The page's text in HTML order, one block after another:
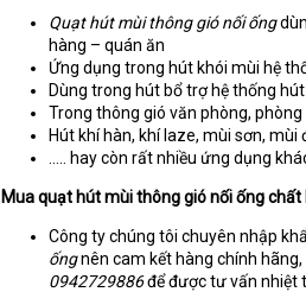
Quạt hút mùi thông gió nối ống
hàng – quán ăn
Ứng dụng trong hút khói mùi hệ
Dùng trong hút bổ trợ hệ thống
Trong thông gió văn phòng,
Hút khí hàn, khí laze, mùi sơn, mùi
….. hay còn rất nhiều ứng dụng
Mua quạt hút mùi thông gió nối ống chất
Công ty chúng tôi chuyên nhập
ốngnên cam kết hàng chính
0942729886để được tư vấn nhiệt